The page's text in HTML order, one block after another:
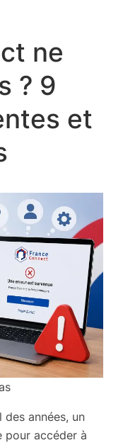
ne
? 9
et
années, un
pour accéder à